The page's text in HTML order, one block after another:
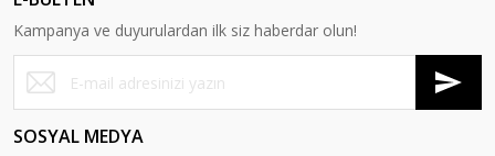
Kampanya ve duyurulardan ilk siz haberdar olun!
SOSYAL MEDYA